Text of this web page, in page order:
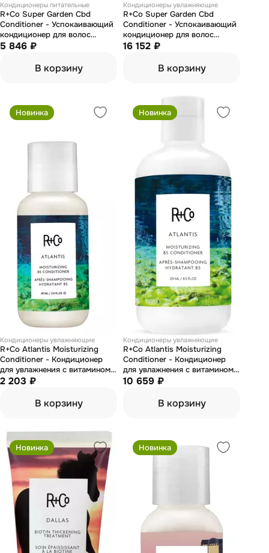
Кондиционеры питательные
R+Co Super Garden Cbd
Conditioner - Успокаивающий
кондиционер для волос
"дивный сад" 177 мл
5 846 ₽
В корзину
Кондиционеры увлажняющие
R+Co Super Garden Cbd
Conditioner - Успокаивающий
кондиционер для волос
"дивный сад" 1000 мл
16 152 ₽
В корзину
Новинка
Кондиционеры увлажняющие
R+Co Atlantis Moisturizing
Conditioner - Кондиционер
для увлажнения с витамином
В5 "атлантида" 60 мл
2 203 ₽
В корзину
Новинка
Кондиционеры увлажняющие
R+Co Atlantis Moisturizing
Conditioner - Кондиционер
для увлажнения с витамином
В5 "атлантида" 1000 мл
10 659 ₽
В корзину
Новинка Новинка